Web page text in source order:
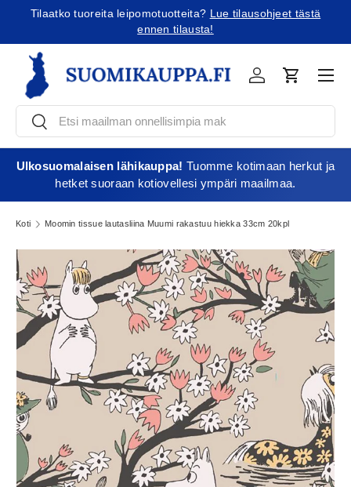
Tilaatko tuoreita leipomotuotteita? Lue tilausohjeet tästä
ennen tilausta!
EtsiEtsi
KirjauduOstoskori
Ulkosuomalaisen lähikauppa! Tuomme kotimaan herkut ja
hetket suoraan kotiovellesi ympäri maailmaa.
Koti Moomin tissue lautasliina Muumi rakastuu hiekka 33cm 20kpl